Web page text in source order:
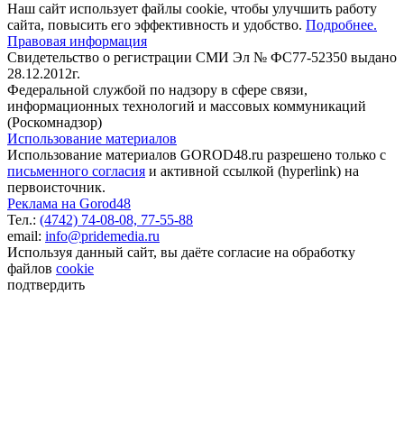
Наш сайт использует файлы cookie, чтобы улучшить работу
сайта, повысить его эффективность и удобство. Подробнее.
Правовая информация
Свидетельство о регистрации СМИ Эл № ФС77-52350 выдано
28.12.2012г.
Федеральной службой по надзору в сфере связи,
информационных технологий и массовых коммуникаций
(Роскомнадзор)
Использование материалов
Использование материалов GOROD48.ru разрешено только с
письменного согласия и активной ссылкой (hyperlink) на
первоисточник.
Реклама на Gorod48
Тел.: (4742) 74-08-08, 77-55-88
email: info@pridemedia.ru
Используя данный сайт, вы даёте согласие на обработку
файлов cookie
подтвердить